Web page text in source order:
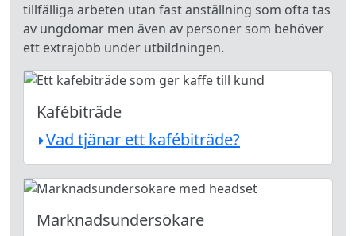
tillfälliga arbeten utan fast anställning som ofta tas
av ungdomar men även av personer som behöver
ett extrajobb under utbildningen.
Kafébiträde
Vad tjänar ett kafébiträde?
Marknadsundersökare